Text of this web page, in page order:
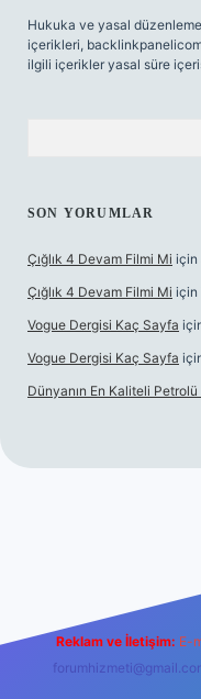
Hukuka ve yasal
içerikleri,
ilgili içerikler yasal süre
SON YORUMLAR
Çığlık 4 Devam Filmi Mi için
Çığlık 4 Devam Filmi Mi için
Vogue Dergisi Kaç Sayfa
Vogue Dergisi Kaç Sayfa
Dünyanın En Kaliteli Petrolü
Reklam ve İletişim: E-